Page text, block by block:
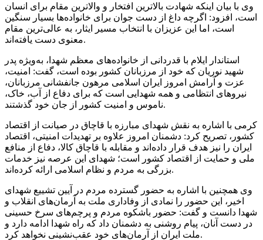
وی با بیان اینکه شهادت بالاترین افتخار و والاترین مقام برای انسان
است، افزود: اگرچه داغ از دست جوان برای خانواده‌ها بسیار سنگین
است، اما این عزیزان با انتخاب مسیر ایثار، به عالی‌ترین مقام
معنوی دست یافته‌اند.
استاندار ایلام با قدردانی از خانواده‌های معظم شهدا، به‌ویژه پدر
شهید نوریان که خود از مرزبانان کشور بوده است، گفت: امنیت،
عزت و آرامش امروز ایران اسلامی مرهون جانفشانی مرزبانان،
نیروهای انتظامی و همه شهدایی است که برای دفاع از آب، خاک،
ناموس و امنیت کشور از جان خود گذشتند.
کرمی با اشاره به نقش شهدای مبارزه با قاچاق در صیانت از اقتصاد
کشور، تصریح کرد: دشمنان امروز علاوه بر تهدیدات امنیتی، اقتصاد
ایران را نیز هدف قرار داده‌اند و مقابله با قاچاق کالا، دفاع از منافع
ملی و حمایت از اقتصاد کشور است؛ شهدای این عرصه نیز خدمات
بزرگی به مردم و نظام اسلامی ارائه کرده‌اند.
وی همچنین با اشاره به حضور گسترده مردم در آیین تشییع شهدای
اخیر، این حضور را نمادی از وفاداری ملت به آرمان‌های انقلاب و
شهدا دانست و گفت: حضور باشکوه مردم و پرچم‌های سرخ حسینی
در دست آنان، پیام روشنی به دشمنان داد که راه شهدا ادامه دارد و
ملت ایران از آرمان‌های خود عقب‌نشینی نخواهد کرد.